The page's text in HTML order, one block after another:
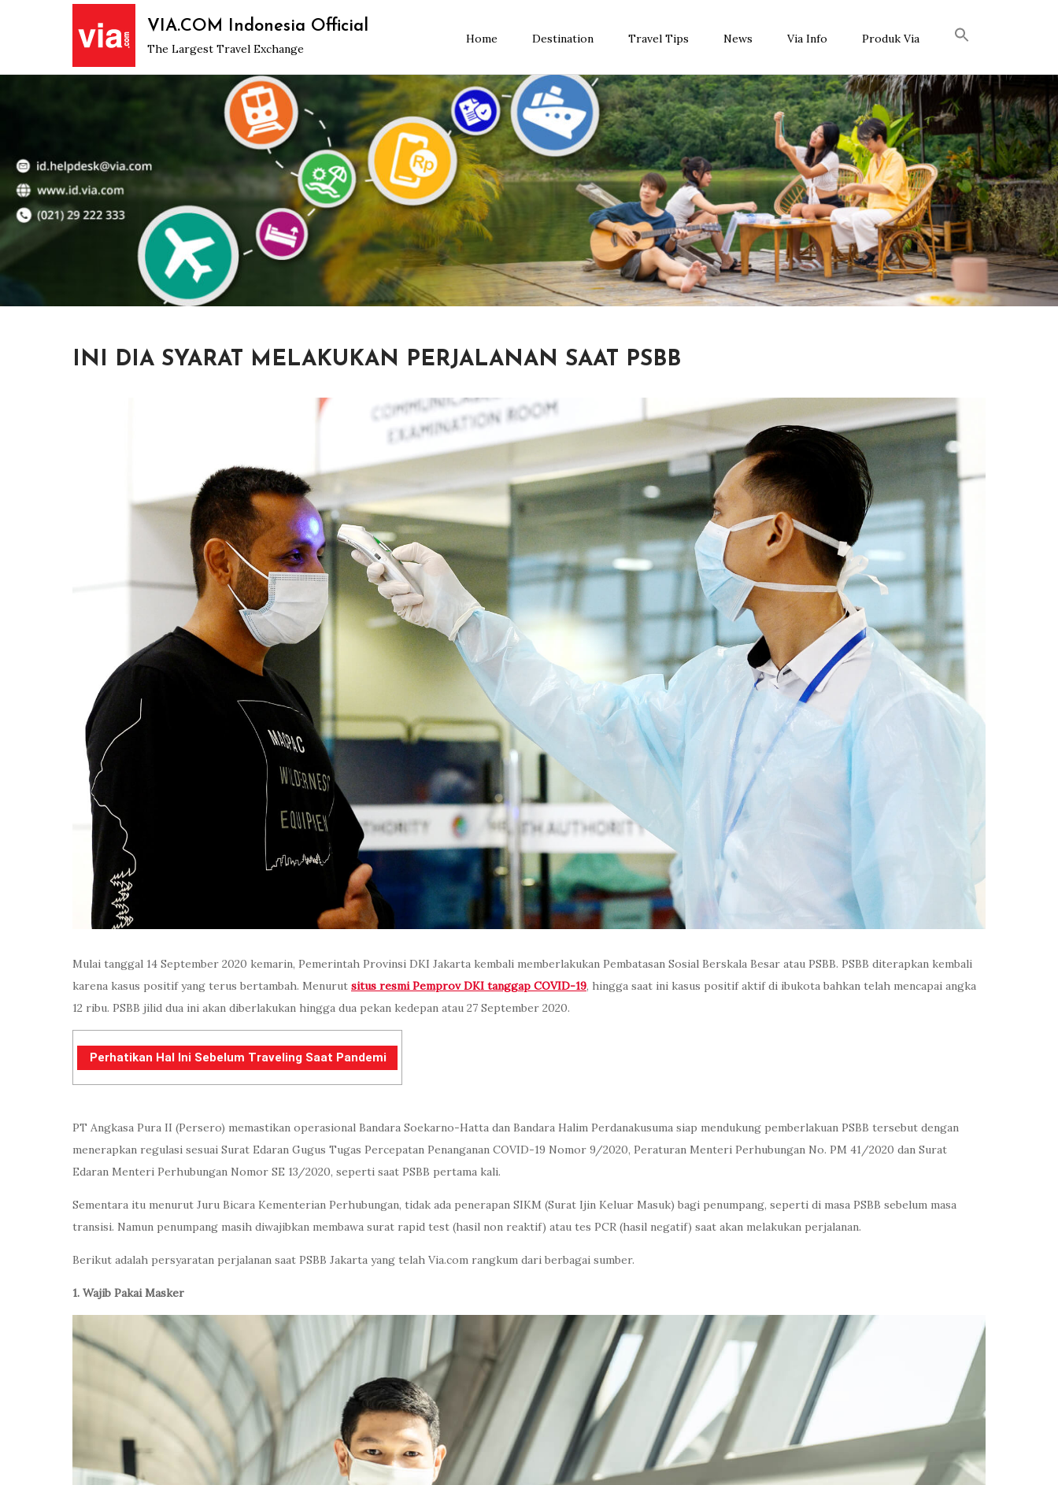
VIA.COM Indonesia Official
The Largest Travel Exchange
Home Destination Travel Tips News Via Info Produk Via
INI DIA SYARAT MELAKUKAN PERJALANAN SAAT PSBB
Mulai tanggal 14 September 2020 kemarin, Pemerintah Provinsi DKI Jakarta kembali memberlakukan Pembatasan Sosial Berskala Besar atau PSBB. PSBB diterapkan kembali
karena kasus positif yang terus bertambah. Menurut situs resmi Pemprov DKI tanggap COVID-19, hingga saat ini kasus positif aktif di ibukota bahkan telah mencapai angka
12 ribu. PSBB jilid dua ini akan diberlakukan hingga dua pekan kedepan atau 27 September 2020.
Perhatikan Hal Ini Sebelum Traveling Saat Pandemi
PT Angkasa Pura II (Persero) memastikan operasional Bandara Soekarno-Hatta dan Bandara Halim Perdanakusuma siap mendukung pemberlakuan PSBB tersebut dengan
menerapkan regulasi sesuai Surat Edaran Gugus Tugas Percepatan Penanganan COVID-19 Nomor 9/2020, Peraturan Menteri Perhubungan No. PM 41/2020 dan Surat
Edaran Menteri Perhubungan Nomor SE 13/2020, seperti saat PSBB pertama kali.
Sementara itu menurut Juru Bicara Kementerian Perhubungan, tidak ada penerapan SIKM (Surat Ijin Keluar Masuk) bagi penumpang, seperti di masa PSBB sebelum masa
transisi. Namun penumpang masih diwajibkan membawa surat rapid test (hasil non reaktif) atau tes PCR (hasil negatif) saat akan melakukan perjalanan.
Berikut adalah persyaratan perjalanan saat PSBB Jakarta yang telah Via.com rangkum dari berbagai sumber.
1. Wajib Pakai Masker